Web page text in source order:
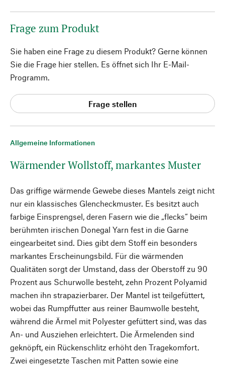
Allgemeine Informationen
Wärmender Wollstoff, markantes Muster
Das griffige wärmende Gewebe dieses Mantels zeigt nicht
nur ein klassisches Glencheckmuster. Es besitzt auch
farbige Einsprengsel, deren Fasern wie die „flecks“ beim
berühmten irischen Donegal Yarn fest in die Garne
eingearbeitet sind. Dies gibt dem Stoff ein besonders
markantes Erscheinungsbild. Für die wärmenden
Qualitäten sorgt der Umstand, dass der Oberstoff zu 90
Prozent aus Schurwolle besteht, zehn Prozent Polyamid
machen ihn strapazierbarer. Der Mantel ist teilgefüttert,
wobei das Rumpffutter aus reiner Baumwolle besteht,
während die Ärmel mit Polyester gefüttert sind, was das
An- und Ausziehen erleichtert. Die Ärmelenden sind
geknöpft, ein Rückenschlitz erhöht den Tragekomfort.
Zwei eingesetzte Taschen mit Patten sowie eine
Frage zum Produkt
Sie haben eine Frage zu diesem Produkt? Gerne können
Sie die Frage hier stellen. Es öffnet sich Ihr E-Mail-
Programm.
Frage stellen